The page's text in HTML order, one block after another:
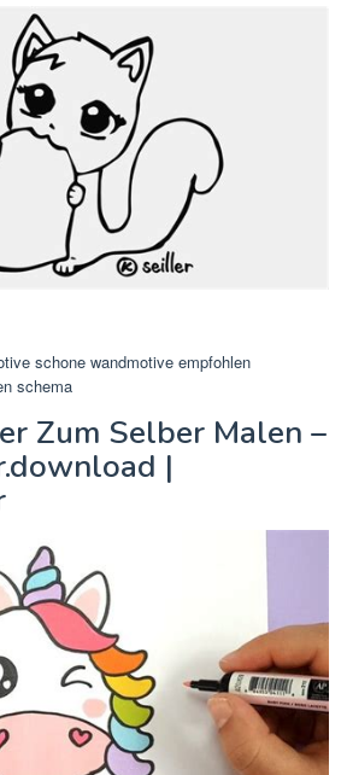
schone wandmotive empfohlen
schema
Zum Selber Malen –
|